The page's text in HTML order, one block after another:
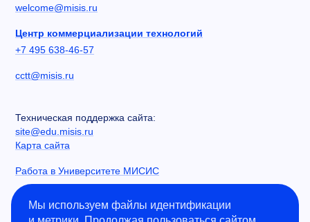
welcome@misis.ru
Центр коммерциализации технологий
+7 495 638-46-57
cctt@misis.ru
Техническая поддержка сайта:
site@edu.misis.ru
Карта сайта
Работа в Университете МИСИС
Мы используем файлы идентификации